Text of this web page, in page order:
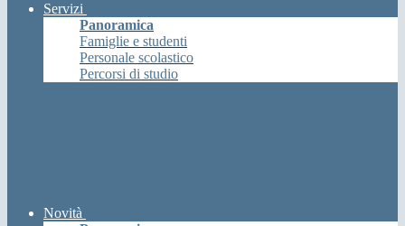
Servizi
Panoramica
Famiglie e studenti
Personale scolastico
Percorsi di studio
Novità